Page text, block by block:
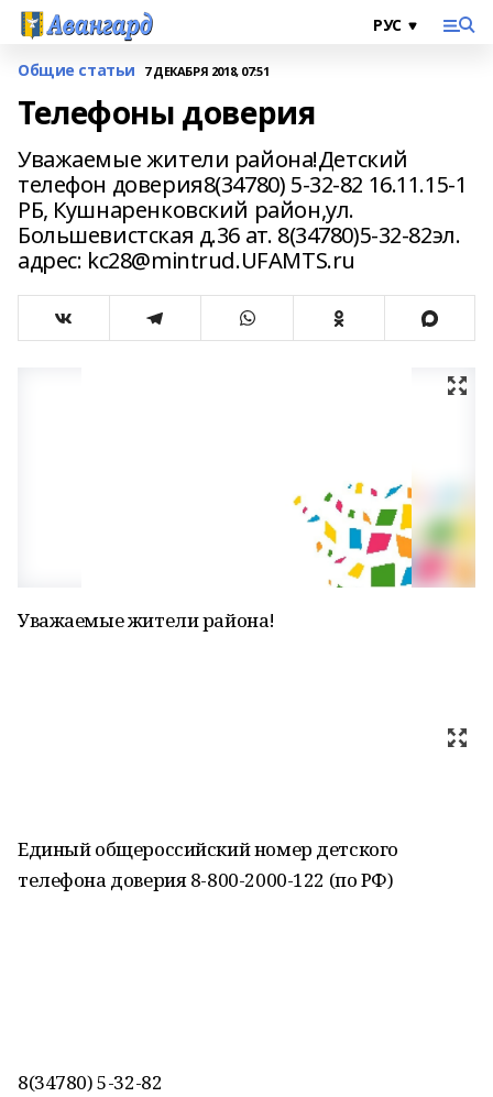
Общие статьи 7 ДЕКАБРЯ 2018, 07:51
Телефоны доверия
Уважаемые жители района!Детский
телефон доверия8(34780) 5-32-82 16.11.15-1
РБ, Кушнаренковский район,ул.
Большевистская д.36 ат. 8(34780)5-32-82эл.
адрес: kc28@mintrud.UFAMTS.ru
Уважаемые жители района!
Единый общероссийский номер детского
телефона доверия 8-800-2000-122 (по РФ)
8(34780) 5-32-82